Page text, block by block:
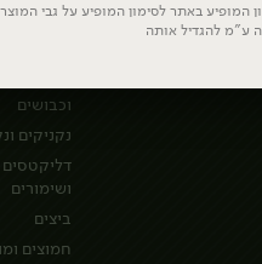
המופיע באתר לסימון המופיע על גבי
ע"מ להגדיל אותה
ממרחים ורטבים
האוכל של
וכבושים
נקניקים
דליקטסים
ושימורים
ביצים
חמוצים